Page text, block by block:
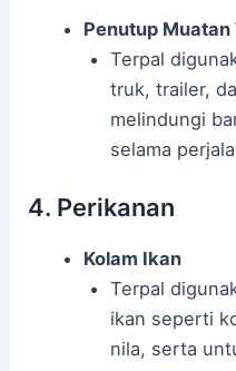
Penutup Muatan
Terpal
truk, trailer,
melindungi
selama
4. Perikanan
Kolam Ikan
Terpal
ikan seperti
nila, serta